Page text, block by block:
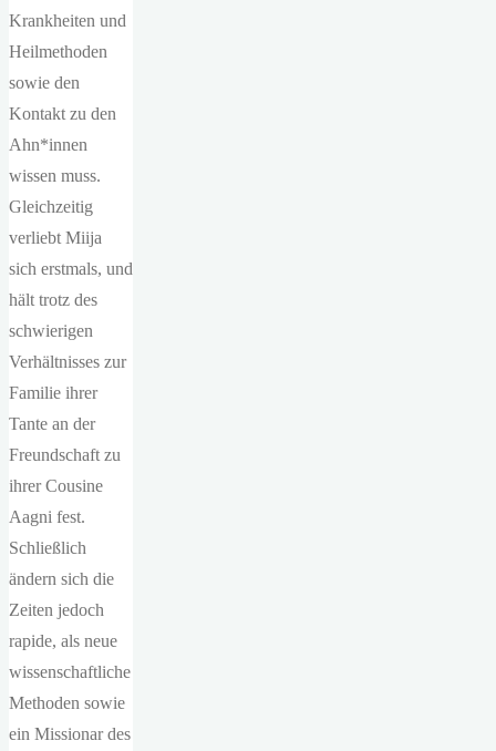
Krankheiten und
Heilmethoden
sowie den
Kontakt zu den
Ahn*innen
wissen muss.
Gleichzeitig
verliebt Miija
sich erstmals, und
hält trotz des
schwierigen
Verhältnisses zur
Familie ihrer
Tante an der
Freundschaft zu
ihrer Cousine
Aagni fest.
Schließlich
ändern sich die
Zeiten jedoch
rapide, als neue
wissenschaftliche
Methoden sowie
ein Missionar des